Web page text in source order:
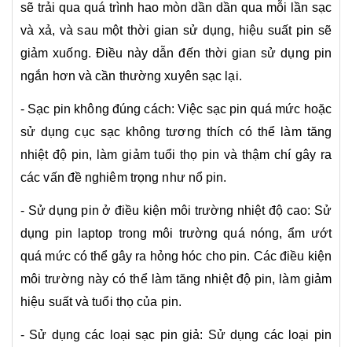
sẽ trải qua quá trình hao mòn dần dần qua mỗi lần sạc
và xả, và sau một thời gian sử dụng, hiệu suất pin sẽ
giảm xuống. Điều này dẫn đến thời gian sử dụng pin
ngắn hơn và cần thường xuyên sạc lại.
- Sạc pin không đúng cách: Việc sạc pin quá mức hoặc
sử dụng cục sạc không tương thích có thể làm tăng
nhiệt độ pin, làm giảm tuổi thọ pin và thậm chí gây ra
các vấn đề nghiêm trọng như nổ pin.
- Sử dụng pin ở điều kiện môi trường nhiệt độ cao: Sử
dụng pin laptop trong môi trường quá nóng, ẩm ướt
quá mức có thể gây ra hỏng hóc cho pin. Các điều kiện
môi trường này có thể làm tăng nhiệt độ pin, làm giảm
hiệu suất và tuổi thọ của pin.
- Sử dụng các loại sạc pin giả: Sử dụng các loại pin